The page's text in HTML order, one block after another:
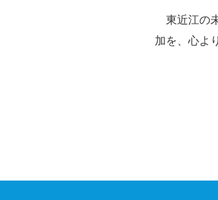
東近江の
加を、心よ